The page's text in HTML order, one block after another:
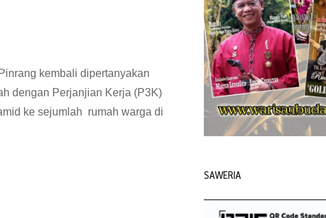
kembali dipertanyakan
dengan Perjanjian Kerja (P3K)
ke sejumlah rumah warga di
SAWERIA